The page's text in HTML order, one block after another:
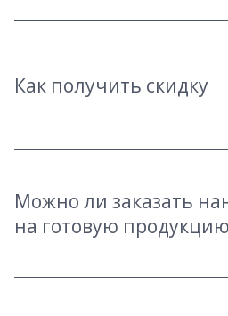
Как получить скидку
Можно ли заказать
на готовую